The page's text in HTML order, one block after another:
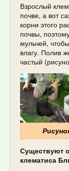
Взрослый
почве, а вот
корни этого
почвы,
мульчей,
влагу. Полив
частый
Существуют
клематиса